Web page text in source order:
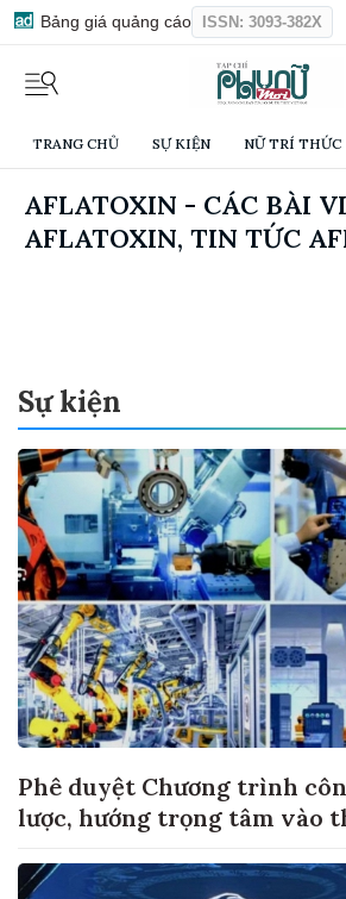
Bảng giá quảng cáo ISSN: 3093-382X
TRANG CHỦ SỰ KIỆN NỮ TRÍ THỨC
AFLATOXIN - CÁC BÀI
AFLATOXIN, TIN TỨC
Sự kiện
Phê duyệt Chương trình
lược, hướng trọng tâm vào